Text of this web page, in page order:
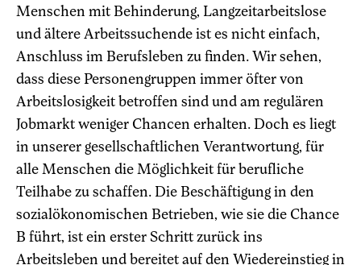
Menschen mit Behinderung, Langzeitarbeitslose
und ältere Arbeitssuchende ist es nicht einfach,
Anschluss im Berufsleben zu finden. Wir sehen,
dass diese Personengruppen immer öfter von
Arbeitslosigkeit betroffen sind und am regulären
Jobmarkt weniger Chancen erhalten. Doch es liegt
in unserer gesellschaftlichen Verantwortung, für
alle Menschen die Möglichkeit für berufliche
Teilhabe zu schaffen. Die Beschäftigung in den
sozialökonomischen Betrieben, wie sie die Chance
B führt, ist ein erster Schritt zurück ins
Arbeitsleben und bereitet auf den Wiedereinstieg in